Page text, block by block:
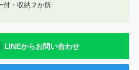
付・収納２か所
LINEからお問い合わせ